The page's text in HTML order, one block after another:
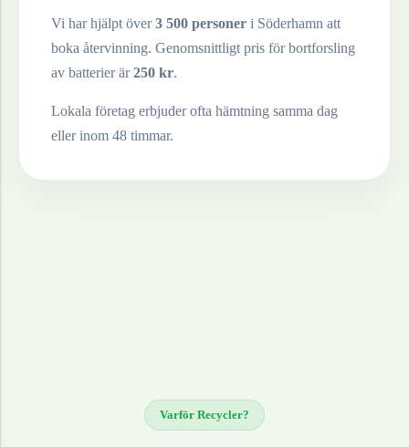
Vi har hjälpt över3 500 personer i Söderhamn att
boka återvinning. Genomsnittligt pris för bortforsling
av batterierär250 kr.
Lokala företag erbjuder ofta hämtning samma dag
eller inom 48 timmar.
Varför Recycler?